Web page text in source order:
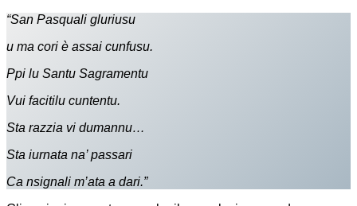
“San Pasquali gluriusu
u ma cori è assai cunfusu.
Ppi lu Santu Sagramentu
Vui facitilu cuntentu.
Sta razzia vi dumannu…
Sta iurnata na’ passari
Ca nsignali m’ata a dari.”